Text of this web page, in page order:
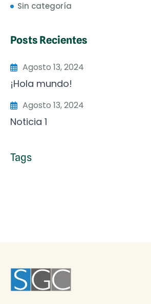
Sin categoría
Posts Recientes
Agosto 13, 2024
¡Hola mundo!
Agosto 13, 2024
Noticia 1
Tags